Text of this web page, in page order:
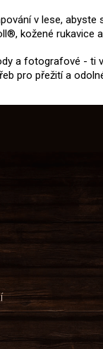
v lese,
kožené rukavice
a fotografové - ti
pro přežití a